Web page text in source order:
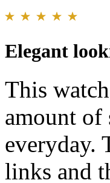
Elegant
This
amount of
everyday.
links and